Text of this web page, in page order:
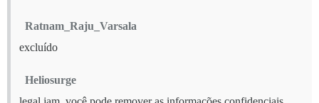
Ratnam_Raju_Varsala
excluído
Heliosurge